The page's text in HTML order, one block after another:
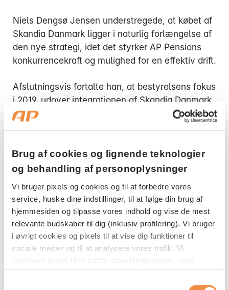
Brug af cookies og lignende teknologier
og behandling af personoplysninger
Vi bruger pixels og cookies og til at forbedre vores
service, huske dine indstillinger, til at følge din brug af
hjemmesiden og tilpasse vores indhold og vise de mest
relevante budskaber til dig (inklusiv profilering). Vi bruger
i øvrigt cookies og pixels til at vise dig funktioner til
sociale medier og til at analysere vores trafik. Vi
anvender pixels til at sætte marketingcookies, som
hjemmeside. Disse oplysninger kan blive delt med
Niels Dengsø Jensen understregede, at købet af
Skandia Danmark ligger i naturlig forlængelse af
den nye strategi, idet det styrker AP Pensions
konkurrencekraft og mulighed for en effektiv drift.
Afslutningsvis fortalte han, at bestyrelsens fokus
i 2019, udover integrationen af Skandia Danmark
med AP Pension, blandt andet er at fastholde
investeringer, vil bestyrelsen arbejde for, at AP
Pension i 2019 sætter endnu mere fokus på
En god aftale
Inden Bo Normann Rasmussen gennemgik de
vigtigste poster i årsregnskabet, bød han
kunderne fra Skandia velkommen. Herefter